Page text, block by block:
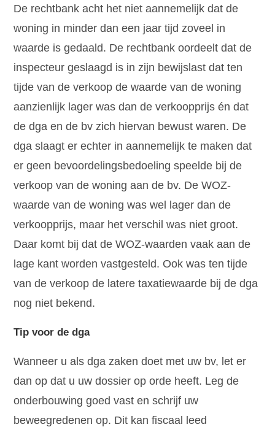
De rechtbank acht het niet aannemelijk dat de
woning in minder dan een jaar tijd zoveel in
waarde is gedaald. De rechtbank oordeelt dat de
inspecteur geslaagd is in zijn bewijslast dat ten
tijde van de verkoop de waarde van de woning
aanzienlijk lager was dan de verkoopprijs én dat
de dga en de bv zich hiervan bewust waren. De
dga slaagt er echter in aannemelijk te maken dat
er geen bevoordelingsbedoeling speelde bij de
verkoop van de woning aan de bv. De WOZ-
waarde van de woning was wel lager dan de
verkoopprijs, maar het verschil was niet groot.
Daar komt bij dat de WOZ-waarden vaak aan de
lage kant worden vastgesteld. Ook was ten tijde
van de verkoop de latere taxatiewaarde bij de dga
nog niet bekend.
Tip voor de dga
Wanneer u als dga zaken doet met uw bv, let er
dan op dat u uw dossier op orde heeft. Leg de
onderbouwing goed vast en schrijf uw
beweegredenen op. Dit kan fiscaal leed